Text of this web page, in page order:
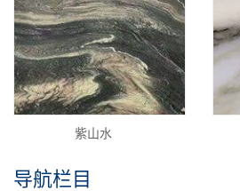
紫山水
导航栏目